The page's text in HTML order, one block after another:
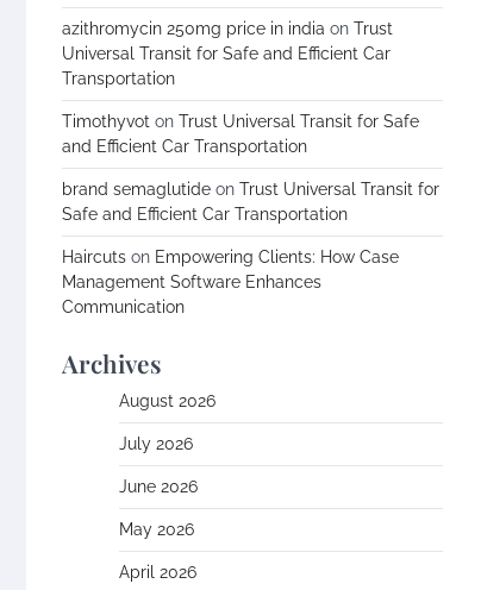
azithromycin 250mg price in india on Trust
Universal Transit for Safe and Efficient Car
Transportation
Timothyvot on Trust Universal Transit for Safe
and Efficient Car Transportation
brand semaglutide on Trust Universal Transit for
Safe and Efficient Car Transportation
Haircuts on Empowering Clients: How Case
Management Software Enhances
Communication
Archives
August 2026
July 2026
June 2026
May 2026
April 2026